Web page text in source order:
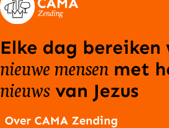
Elke dag bereiken
nieuwe mensen met
nieuws van Jezus
Over CAMA Zending